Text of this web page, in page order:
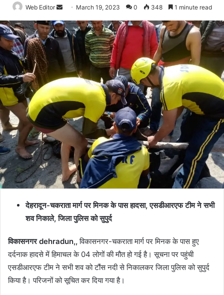
Web Editor
Send
an
email
March 19, 2023 0 348 1 minute read
देहरादून-चकराता मार्ग पर मिनक के पास हादसा, एसडीआरएफ टीम ने सभी
शव निकाले, जिला पुलिस को सुपुर्द
विकासनगर dehradun,, विकासनगर-चकराता मार्ग पर मिनक के पास हुए
दर्दनाक हादसे में हिमाचल के 04 लोगों की मौत हो गई है। सूचना पर पहुंची
एसडीआरएफ टीम ने सभी शव को टौंस नदी से निकालकर जिला पुलिस को सुपुर्द
किया है। परिजनों को सूचित कर दिया गया है।